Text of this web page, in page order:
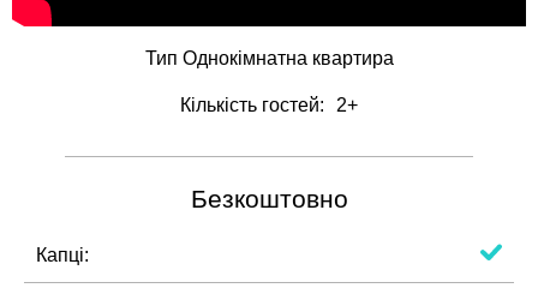
Тип Однокімнатна квартира
Кількість гостей: 2+
Безкоштовно
Капці: